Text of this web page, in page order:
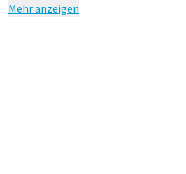
Mehr anzeigen